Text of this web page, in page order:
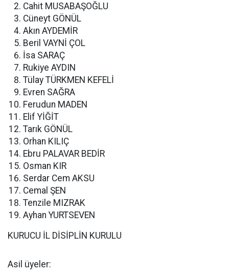
Cahit MUSABAŞOĞLU
Cüneyt GÖNÜL
Akın AYDEMİR
Beril VAYNİ ÇOL
İsa SARAÇ
Rukiye AYDIN
Tülay TÜRKMEN KEFELİ
Evren SAĞRA
Ferudun MADEN
Elif YİĞİT
Tarık GÖNÜL
Orhan KILIÇ
Ebru PALAVAR BEDİR
Osman KIR
Serdar Cem AKSU
Cemal ŞEN
Tenzile MIZRAK
Ayhan YURTSEVEN
KURUCU İL DİSİPLİN KURULU
Asil üyeler: